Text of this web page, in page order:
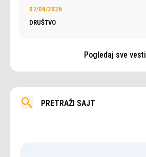
07/08/2026
DRUŠTVO
Pogledaj sve vesti
PRETRAŽI SAJT